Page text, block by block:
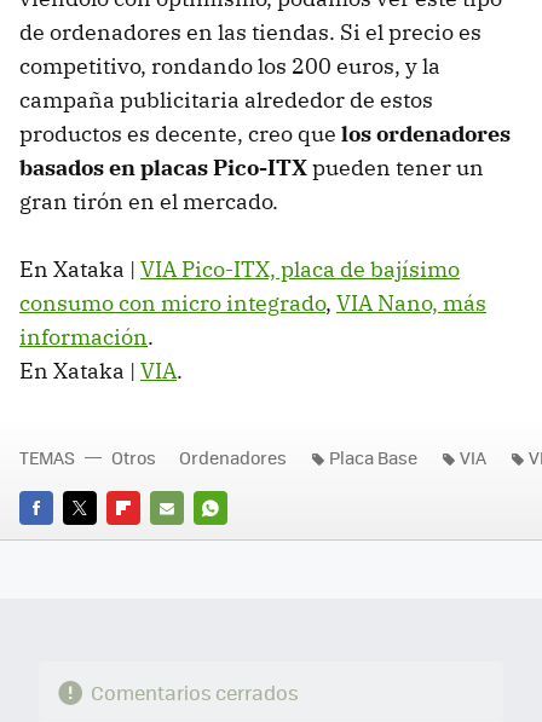
de ordenadores en las tiendas. Si el precio es
competitivo, rondando los 200 euros, y la
campaña publicitaria alrededor de estos
productos es decente, creo que los ordenadores
basados en placas Pico-ITXpueden tener un
gran tirón en el mercado.
En Xataka | VIA Pico-ITX, placa de bajísimo
consumo con micro integrado, VIA Nano, más
información.
En Xataka | VIA.
FACEBOOK
TWITTERFLIPBOARD
E-
WHATSAPP
TEMAS Otros Ordenadores Placa Base VIA
Comentarios cerrados